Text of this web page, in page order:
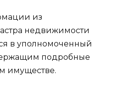
из
недвижимости
в уполномоченный
подробные
имуществе.